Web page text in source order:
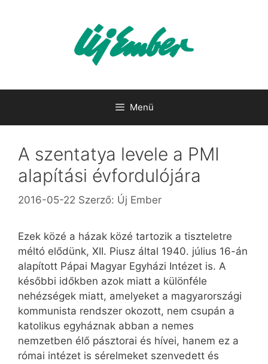
Menü
A szentatya levele a PMI
alapítási évfordulójára
2016-05-22 Szerző: Új Ember
Ezek közé a házak közé tartozik a tiszteletre
méltó elődünk, XII. Piusz által 1940. július 16-án
alapított Pápai Magyar Egyházi Intézet is. A
későbbi időkben azok miatt a különféle
nehézségek miatt, amelyeket a magyarországi
kommunista rendszer okozott, nem csupán a
katolikus egyháznak abban a nemes
nemzetben élő pásztorai és hívei, hanem ez a
római intézet is sérelmeket szenvedett és